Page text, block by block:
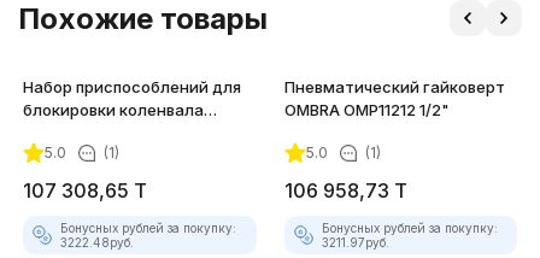
Похожие товары
Набор приспособлений для
блокировки коленвала
4128
5.0 (1)
107 308,65 T
Бонусных рублей за покупку:
3222.48руб.
Пневматический гайковерт
OMBRA OMP11212 1/2"
5.0 (1)
106 958,73 T
Бонусных рублей за покупку:
3211.97руб.